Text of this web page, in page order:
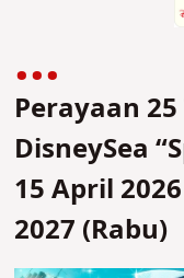
Perayaan
DisneySea
15 April
2027 (Rabu)